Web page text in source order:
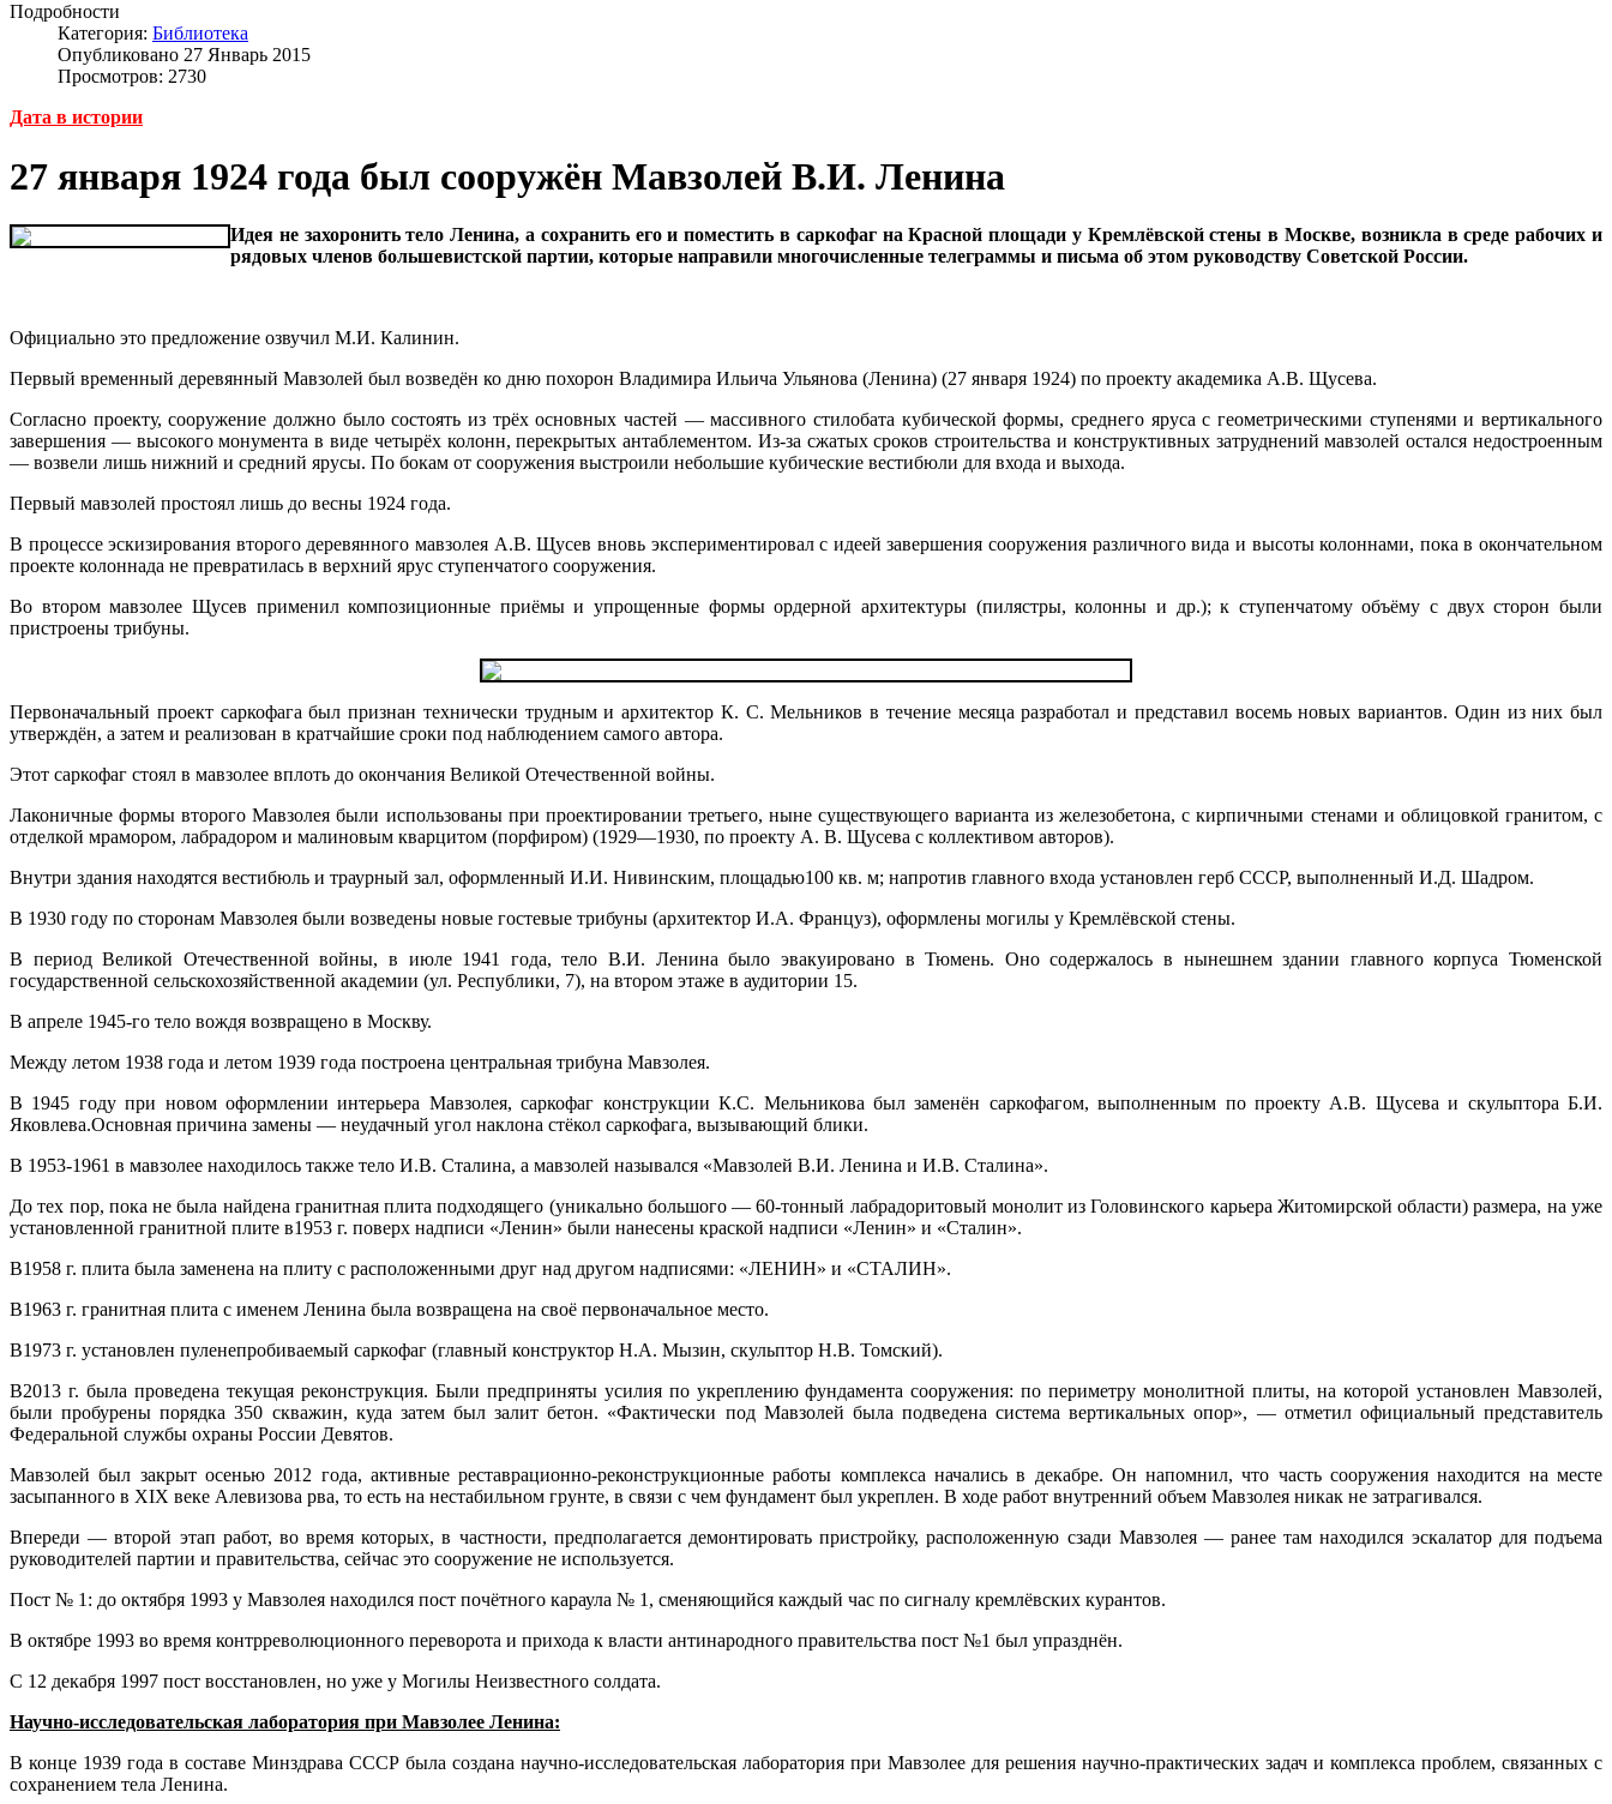
Подробности
Категория: Библиотека
Опубликовано 27 Январь 2015
Просмотров: 2730
Дата в истории
27 января 1924 года был сооружён Мавзолей В.И. Ленина
Идея не захоронить тело Ленина, а сохранить его и поместить в саркофаг на Красной площади у Кремлёвской стены в Москве, возникла в среде рабочих и
рядовых членов большевистской партии, которые направили многочисленные телеграммы и письма об этом руководству Советской России.
Официально это предложение озвучил М.И. Калинин.
Первый временный деревянный Мавзолей был возведён ко дню похорон Владимира Ильича Ульянова (Ленина) (27 января 1924) по проекту академика А.В. Щусева.
Согласно проекту, сооружение должно было состоять из трёх основных частей — массивного стилобата кубической формы, среднего яруса с геометрическими ступенями и вертикального
завершения — высокого монумента в виде четырёх колонн, перекрытых антаблементом. Из-за сжатых сроков строительства и конструктивных затруднений мавзолей остался недостроенным
— возвели лишь нижний и средний ярусы. По бокам от сооружения выстроили небольшие кубические вестибюли для входа и выхода.
Первый мавзолей простоял лишь до весны 1924 года.
В процессе эскизирования второго деревянного мавзолея А.В. Щусев вновь экспериментировал с идеей завершения сооружения различного вида и высоты колоннами, пока в окончательном
проекте колоннада не превратилась в верхний ярус ступенчатого сооружения.
Во втором мавзолее Щусев применил композиционные приёмы и упрощенные формы ордерной архитектуры (пилястры, колонны и др.); к ступенчатому объёму с двух сторон были
пристроены трибуны.
Первоначальный проект саркофага был признан технически трудным и архитектор К. С. Мельников в течение месяца разработал и представил восемь новых вариантов. Один из них был
утверждён, а затем и реализован в кратчайшие сроки под наблюдением самого автора.
Этот саркофаг стоял в мавзолее вплоть до окончания Великой Отечественной войны.
Лаконичные формы второго Мавзолея были использованы при проектировании третьего, ныне существующего варианта из железобетона, с кирпичными стенами и облицовкой гранитом, с
отделкой мрамором, лабрадором и малиновым кварцитом (порфиром) (1929—1930, по проекту А. В. Щусева с коллективом авторов).
Внутри здания находятся вестибюль и траурный зал, оформленный И.И. Нивинским, площадью100 кв. м; напротив главного входа установлен герб СССР, выполненный И.Д. Шадром.
В 1930 году по сторонам Мавзолея были возведены новые гостевые трибуны (архитектор И.А. Француз), оформлены могилы у Кремлёвской стены.
В период Великой Отечественной войны, в июле 1941 года, тело В.И. Ленина было эвакуировано в Тюмень. Оно содержалось в нынешнем здании главного корпуса Тюменской
государственной сельскохозяйственной академии (ул. Республики, 7), на втором этаже в аудитории 15.
В апреле 1945-го тело вождя возвращено в Москву.
Между летом 1938 года и летом 1939 года построена центральная трибуна Мавзолея.
В 1945 году при новом оформлении интерьера Мавзолея, саркофаг конструкции К.С. Мельникова был заменён саркофагом, выполненным по проекту А.В. Щусева и скульптора Б.И.
Яковлева.Основная причина замены — неудачный угол наклона стёкол саркофага, вызывающий блики.
В 1953-1961 в мавзолее находилось также тело И.В. Сталина, а мавзолей назывался «Мавзолей В.И. Ленина и И.В. Сталина».
До тех пор, пока не была найдена гранитная плита подходящего (уникально большого — 60-тонный лабрадоритовый монолит из Головинского карьера Житомирской области) размера, на уже
установленной гранитной плите в1953 г. поверх надписи «Ленин» были нанесены краской надписи «Ленин» и «Сталин».
В1958 г. плита была заменена на плиту с расположенными друг над другом надписями: «ЛЕНИН» и «СТАЛИН».
В1963 г. гранитная плита с именем Ленина была возвращена на своё первоначальное место.
В1973 г. установлен пуленепробиваемый саркофаг (главный конструктор Н.А. Мызин, скульптор Н.В. Томский).
В2013 г. была проведена текущая реконструкция. Были предприняты усилия по укреплению фундамента сооружения: по периметру монолитной плиты, на которой установлен Мавзолей,
были пробурены порядка 350 скважин, куда затем был залит бетон. «Фактически под Мавзолей была подведена система вертикальных опор», — отметил официальный представитель
Федеральной службы охраны России Девятов.
Мавзолей был закрыт осенью 2012 года, активные реставрационно-реконструкционные работы комплекса начались в декабре. Он напомнил, что часть сооружения находится на месте
засыпанного в XIX веке Алевизова рва, то есть на нестабильном грунте, в связи с чем фундамент был укреплен. В ходе работ внутренний объем Мавзолея никак не затрагивался.
Впереди — второй этап работ, во время которых, в частности, предполагается демонтировать пристройку, расположенную сзади Мавзолея — ранее там находился эскалатор для подъема
руководителей партии и правительства, сейчас это сооружение не используется.
Пост № 1: до октября 1993 у Мавзолея находился пост почётного караула № 1, сменяющийся каждый час по сигналу кремлёвских курантов.
В октябре 1993 во время контрреволюционного переворота и прихода к власти антинародного правительства пост №1 был упразднён.
С 12 декабря 1997 пост восстановлен, но уже у Могилы Неизвестного солдата.
Научно-исследовательская лаборатория при Мавзолее Ленина:
В конце 1939 года в составе Минздрава СССР была создана научно-исследовательская лаборатория при Мавзолее для решения научно-практических задач и комплекса проблем, связанных с
сохранением тела Ленина.